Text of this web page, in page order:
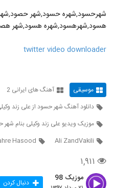
97
۸۶۱ بازدید
دانلود
بگم از چی
99
۱,۳۳۳ بازدید
100
دانلود
۱,۲۸۶ بازدید
101
۵,۰۰۰ بازدید
شهرحسود,شهره حسود,شهر
هسود,شهرهسود,شهره هسود,شهر
twitter video downloader
موسیقی آهنگ های ایرانی 2
دانلود آهنگ شهر حسود از علی زند
موزیک ویدیو علی زند وکیلی بنام
Ali ZandVakili
Hasood
۱,۹۱۱
موزیک 98 دنبال کردن